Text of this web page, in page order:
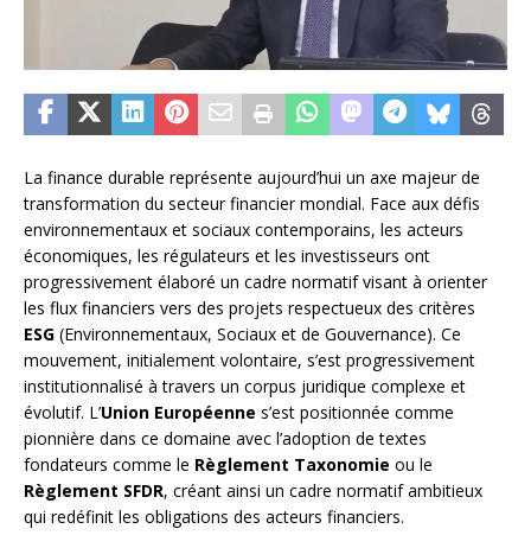
La finance durable représente aujourd’hui un axe majeur de
transformation du secteur financier mondial. Face aux défis
environnementaux et sociaux contemporains, les acteurs
économiques, les régulateurs et les investisseurs ont
progressivement élaboré un cadre normatif visant à orienter
les flux financiers vers des projets respectueux des critères
ESG (Environnementaux, Sociaux et de Gouvernance). Ce
mouvement, initialement volontaire, s’est progressivement
institutionnalisé à travers un corpus juridique complexe et
évolutif. L’Union Européenne s’est positionnée comme
pionnière dans ce domaine avec l’adoption de textes
fondateurs comme le Règlement Taxonomie ou le
Règlement SFDR, créant ainsi un cadre normatif ambitieux
qui redéfinit les obligations des acteurs financiers.